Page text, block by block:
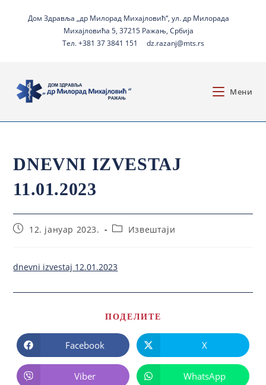
Дом Здравља „др Милорад Михајловић“, ул. др Милорада
Михајловића 5, 37215 Ражањ, Србија
Тел. +381 37 3841 151
dz.razanj@mts.rs
Мени
DNEVNI IZVESTAJ
11.01.2023
12. јануар 2023. Извештаји
dnevni izvestaj 12.01.2023
ПОДЕЛИТЕ
Facebook X
Viber WhatsApp